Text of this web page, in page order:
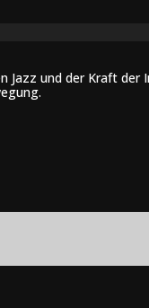
und der Kraft